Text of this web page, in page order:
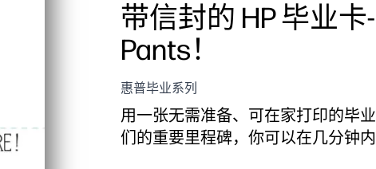
带信封的 HP 毕业
Pants！
惠普毕业系列
用一张无需准备、可在家打印的毕
们的重要里程碑，你可以在几分钟内